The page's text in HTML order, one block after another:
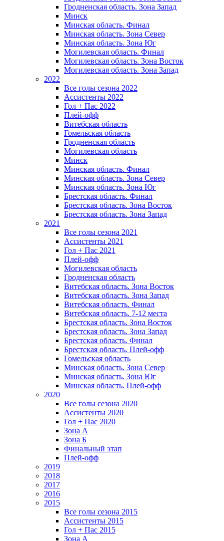
Гродненская область. Зона Запад
Минск
Минская область. Финал
Минская область. Зона Север
Минская область. Зона Юг
Могилевская область. Финал
Могилевская область. Зона Восток
Могилевская область. Зона Запад
2022
Все голы сезона 2022
Ассистенты 2022
Гол + Пас 2022
Плей-офф
Витебская область
Гомельская область
Гродненская область
Могилевская область
Минск
Mинская область. Финал
Минская область. Зона Север
Минская область. Зона Юг
Брестская область. Финал
Брестская область. Зона Восток
Брестская область. Зона Запад
2021
Все голы сезона 2021
Ассистенты 2021
Гол + Пас 2021
Плей-офф
Могилевская область
Гродненская область
Витебская область. Зона Восток
Витебская область. Зона Запад
Витебская область. Финал
Витебская область. 7-12 места
Брестская область. Зона Восток
Брестская область. Зона Запад
Брестская область. Финал
Брестская область. Плей-офф
Гомельская область
Минская область. Зона Север
Минская область. Зона Юг
Минская область. Плей-офф
2020
Все голы сезона 2020
Ассистенты 2020
Гол + Пас 2020
Зона А
Зона Б
Финальный этап
Плей-офф
2019
2018
2017
2016
2015
Все голы сезона 2015
Ассистенты 2015
Гол + Пас 2015
Зона А